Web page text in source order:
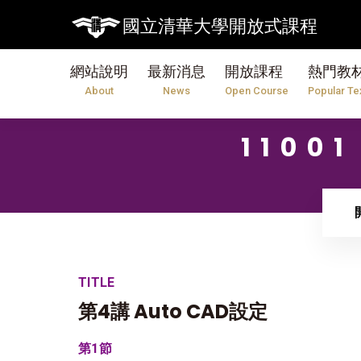
國立清華大學開放式課程
網站說明
About
最新消息
News
開放課程
Open Course
熱門教
Popular
11001
TITLE
第4講 Auto CAD設定
第1節